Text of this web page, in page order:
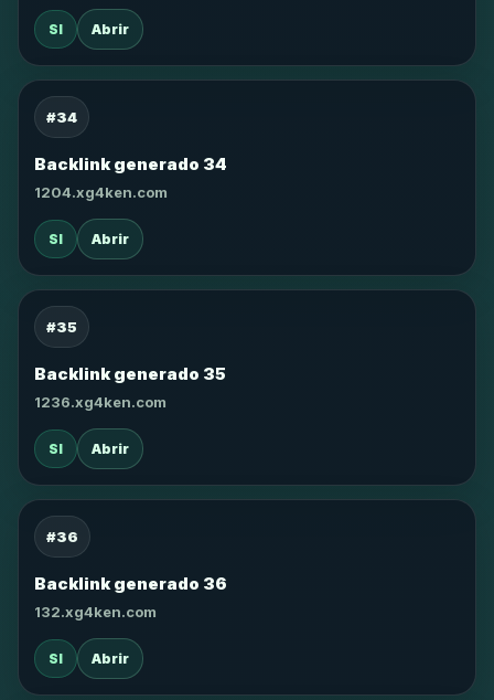
SI Abrir
#34
Backlink generado 34
1204.xg4ken.com
SI Abrir
#35
Backlink generado 35
1236.xg4ken.com
SI Abrir
#36
Backlink generado 36
132.xg4ken.com
SI Abrir